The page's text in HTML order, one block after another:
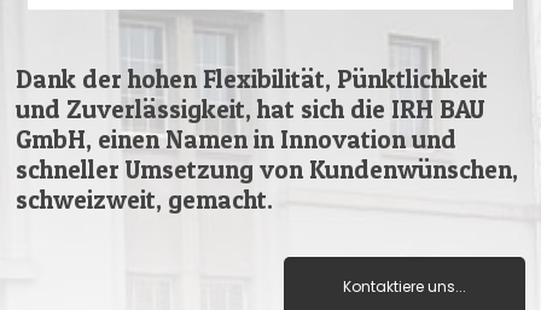
Dank der hohen Flexibilität, Pünktlichkeit
und Zuverlässigkeit, hat sich die IRH BAU
GmbH, einen Namen in Innovation und
schneller Umsetzung von Kundenwünschen,
schweizweit, gemacht.
Kontaktiere uns...